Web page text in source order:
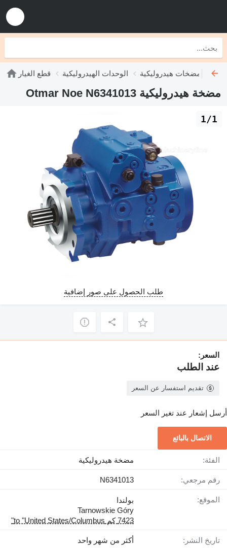
قطع الغيار الوحدات الهيدروليكية مضخات هيدروليكية
مضخة هيدروليكية Otmar Noe N6341013
1/1
طلب الحصول على صور إضافية
السعر:
عند الطلب
تقديم استفسار عن السعر
أرسل إشعار عند تغير السعر
الاتصال بالبائع
الفئة: مضخة هيدروليكية
رقم مرجعي: N6341013
الموقع:
بولندا
Tarnowskie Góry
7423 كم to "United States/Columbus"
تاريخ النشر: أكثر من شهر واحد